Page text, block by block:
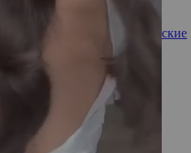
определять психосоматические